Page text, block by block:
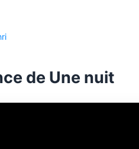
de Une nuit